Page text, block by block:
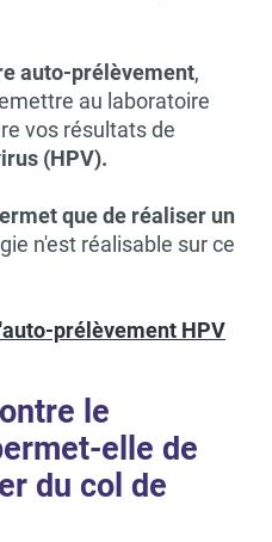
auto-prélèvement,
au laboratoire
vos résultats de
(HPV).
que de réaliser un
n'est réalisable sur ce
prélèvement HPV
le
elle de
du col de